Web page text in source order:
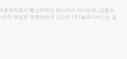
중개자로서 통신판매의 당사자가 아니므로, 상품의
와 책임은 판매자에게 있으며 (주)놀유니버스는 일